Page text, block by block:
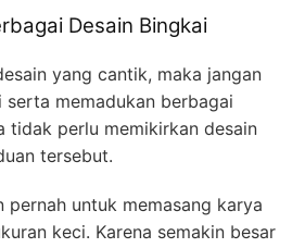
Desain Bingkai
yang cantik, maka jangan
serta memadukan berbagai
tidak perlu memikirkan desain
tersebut.
pernah untuk memasang karya
keci. Karena semakin besar